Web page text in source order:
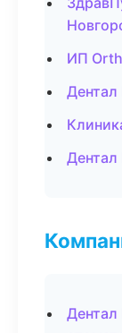
ИП
Дентал